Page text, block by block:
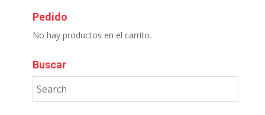
Pedido
No hay productos en el carrito.
Buscar